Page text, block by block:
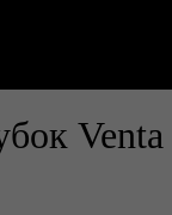
Venta